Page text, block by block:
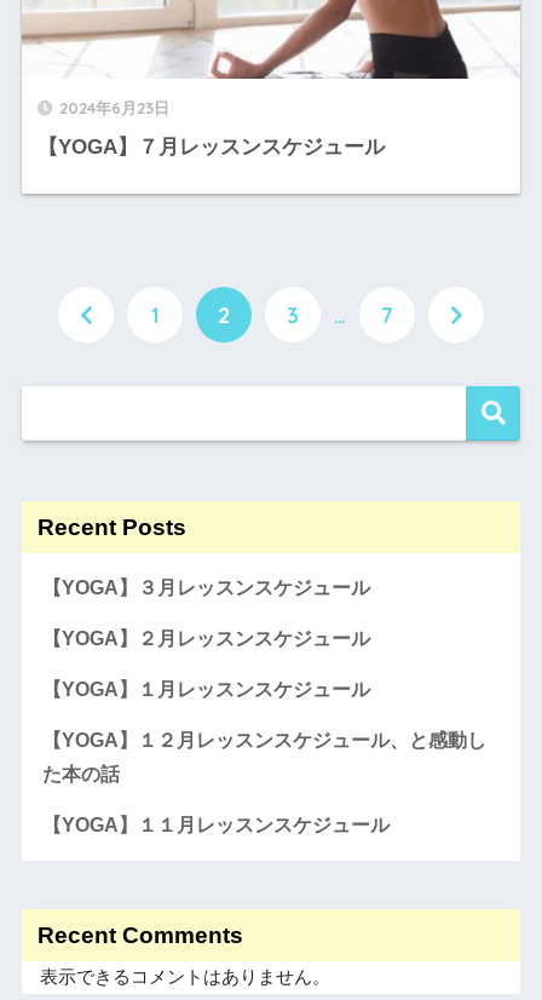
2024年6月23日
【YOGA】７月レッスンスケジュール
1 2 3 … 7
Recent Posts
【YOGA】３月レッスンスケジュール
【YOGA】２月レッスンスケジュール
【YOGA】１月レッスンスケジュール
【YOGA】１２月レッスンスケジュール、と感動し
た本の話
【YOGA】１１月レッスンスケジュール
Recent Comments
表示できるコメントはありません。